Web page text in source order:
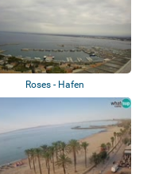
Roses - Hafen